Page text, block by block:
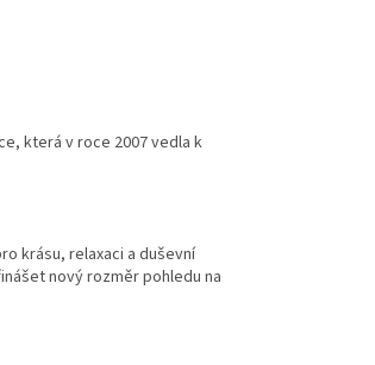
která v roce 2007 vedla k
krásu, relaxaci a duševní
nový rozměr pohledu na